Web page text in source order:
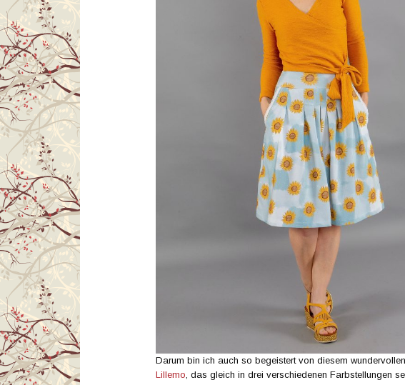
Darum bin ich auch so begeistert von diesem
Lillemo , das gleich in drei verschiedenen Farbstellungen